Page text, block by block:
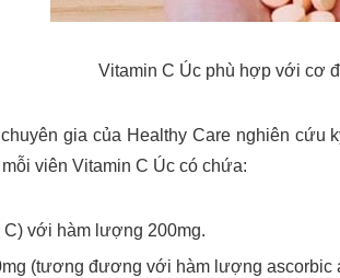
Vitamin C Úc phù hợp với cơ
gia của Healthy Care nghiên cứu
viên Vitamin C Úc có chứa:
với hàm lượng 200mg.
(tương đương với hàm lượng ascorbic